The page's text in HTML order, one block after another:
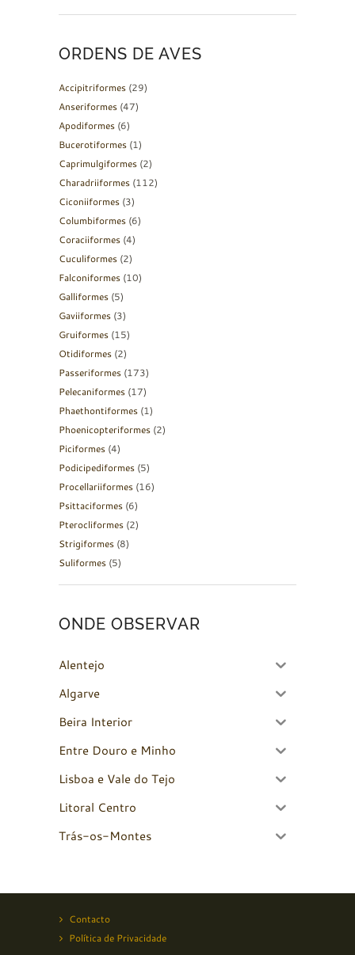
ORDENS DE AVES
Accipitriformes (29)
Anseriformes (47)
Apodiformes (6)
Bucerotiformes (1)
Caprimulgiformes (2)
Charadriiformes (112)
Ciconiiformes (3)
Columbiformes (6)
Coraciiformes (4)
Cuculiformes (2)
Falconiformes (10)
Galliformes (5)
Gaviiformes (3)
Gruiformes (15)
Otidiformes (2)
Passeriformes (173)
Pelecaniformes (17)
Phaethontiformes (1)
Phoenicopteriformes (2)
Piciformes (4)
Podicipediformes (5)
Procellariiformes (16)
Psittaciformes (6)
Pterocliformes (2)
Strigiformes (8)
Suliformes (5)
ONDE OBSERVAR
Alentejo
Algarve
Beira Interior
Entre Douro e Minho
Lisboa e Vale do Tejo
Litoral Centro
Trás-os-Montes
Contacto
Política de Privacidade